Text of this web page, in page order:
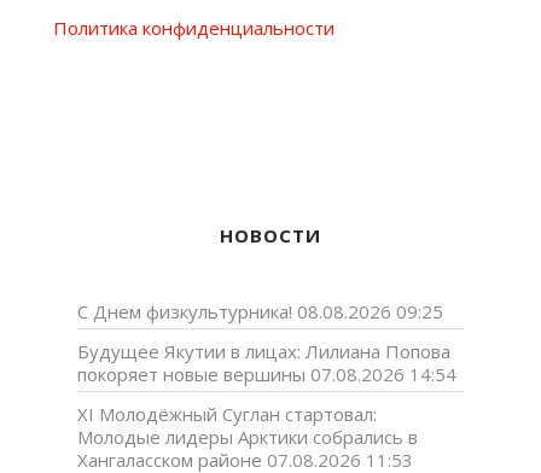
Политика конфиденциальности
НОВОСТИ
С Днем физкультурника! 08.08.2026 09:25
Будущее Якутии в лицах: Лилиана Попова
покоряет новые вершины 07.08.2026 14:54
XI Молодёжный Суглан стартовал:
Молодые лидеры Арктики собрались в
Хангаласском районе 07.08.2026 11:53